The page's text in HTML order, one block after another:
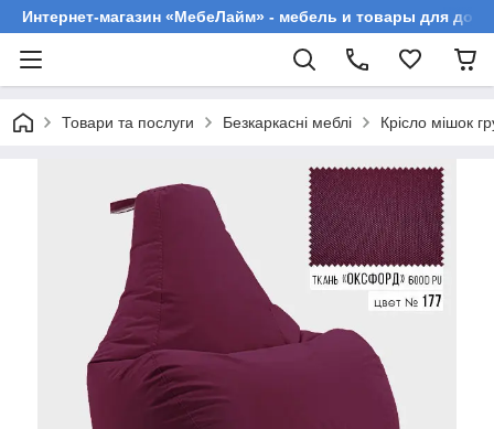
Интернет-магазин «МебеЛайм» - мебель и товары для
Товари та послуги Безкаркасні меблі Крісло мішок